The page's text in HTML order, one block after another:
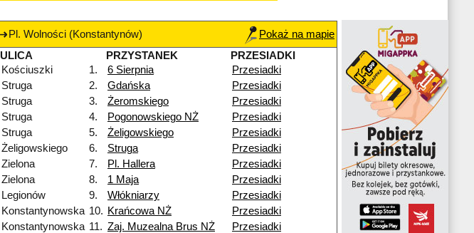
Pl. Wolności (Konstantynów)
Pokaż na mapie
ULICA
PRZYSTANEK
PRZESIADKI
Kościuszki
1. 6 Sierpnia
Przesiadki
Struga
2. Gdańska
Przesiadki
Struga
3. Żeromskiego
Przesiadki
Struga
4. Pogonowskiego NŻ
Przesiadki
Struga
5. Żeligowskiego
Przesiadki
Żeligowskiego
6. Struga
Przesiadki
Zielona
7. Pl. Hallera
Przesiadki
Zielona
8. 1 Maja
Przesiadki
Legionów
9. Włókniarzy
Przesiadki
Konstantynowska 10. Krańcowa NŻ
Przesiadki
Konstantynowska 11. Zaj. Muzealna Brus NŻ Przesiadki